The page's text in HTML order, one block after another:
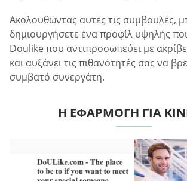
Ακολουθώντας αυτές τις συμβουλές,
δημιουργήσετε ένα προφίλ υψηλής
Doulike που αντιπροσωπεύει με
και αυξάνει τις πιθανότητές σας να
συμβατό συνεργάτη.
Η ΕΦΑΡΜΟΓΉ ΓΙΑ